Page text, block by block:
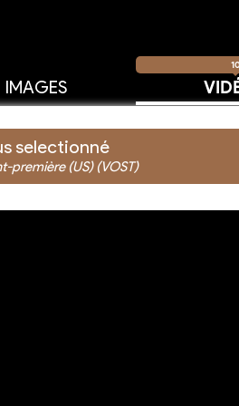
IMAGES
selectionné
première (US) (VOST)